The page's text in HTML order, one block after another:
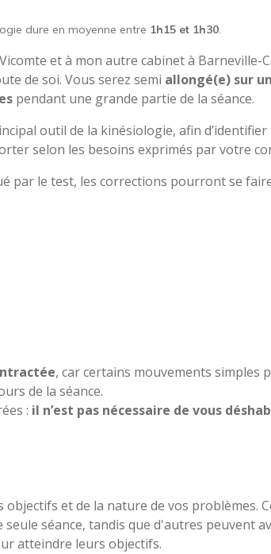
dure en moyenne entre 1h15 et 1h30.
et à mon autre cabinet à Barneville-
de soi. Vous serez semi allongé(e) sur
pendant une grande partie de la séance.
outil de la kinésiologie, afin
selon les besoins exprimés par votre
par le test, les corrections pourront se
, car certains mouvements simples
de la séance.
: il n’est pas nécessaire de vous
objectifs et de la nature de vos problèmes.
séance, tandis que d'autres peuvent
atteindre leurs objectifs.